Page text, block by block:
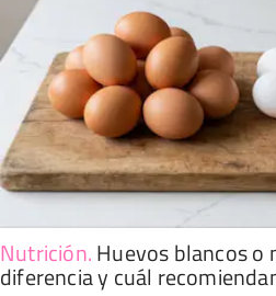
Nutrición.Huevos blancos o
diferencia y cuál